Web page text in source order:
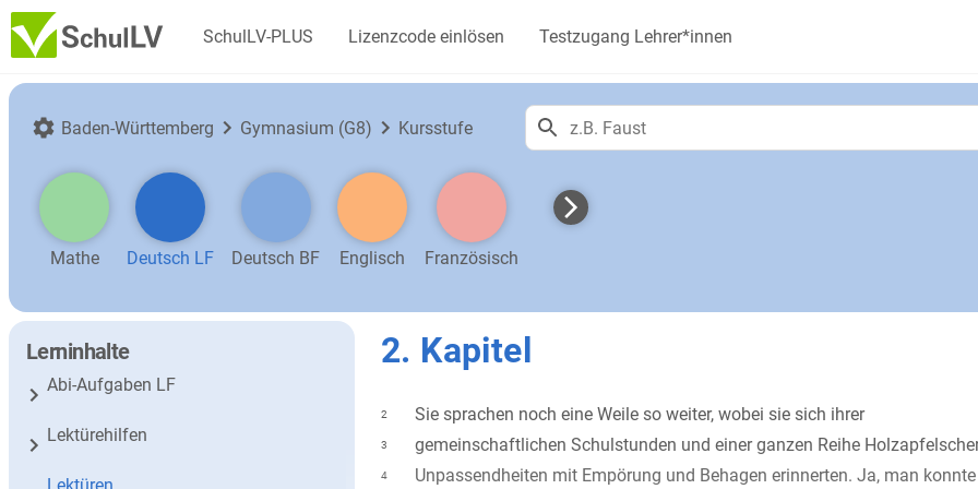
SchulLV-PLUS Lizenzcode einlösen Testzugang Lehrer*innen
Baden-Württemberg Gymnasium (G8) Kursstufe
Mathe Deutsch LF Deutsch BF Englisch Französisch
Lerninhalte
Abi-Aufgaben LF
Lektürehilfen
2. Kapitel
2 Sie sprachen noch eine Weile so weiter, wobei sie sich ihrer
3 gemeinschaftlichen Schulstunden und einer ganzen Reihe
4 Unpassendheiten mit Empörung und Behagen erinnerten. Ja, man konnte